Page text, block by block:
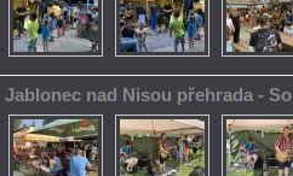
Jablonec nad Nisou přehrada -